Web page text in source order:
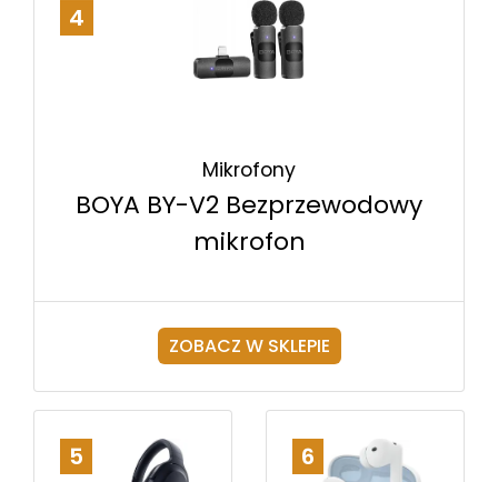
4
Mikrofony
BOYA BY-V2 Bezprzewodowy
mikrofon
ZOBACZ W SKLEPIE
5 6